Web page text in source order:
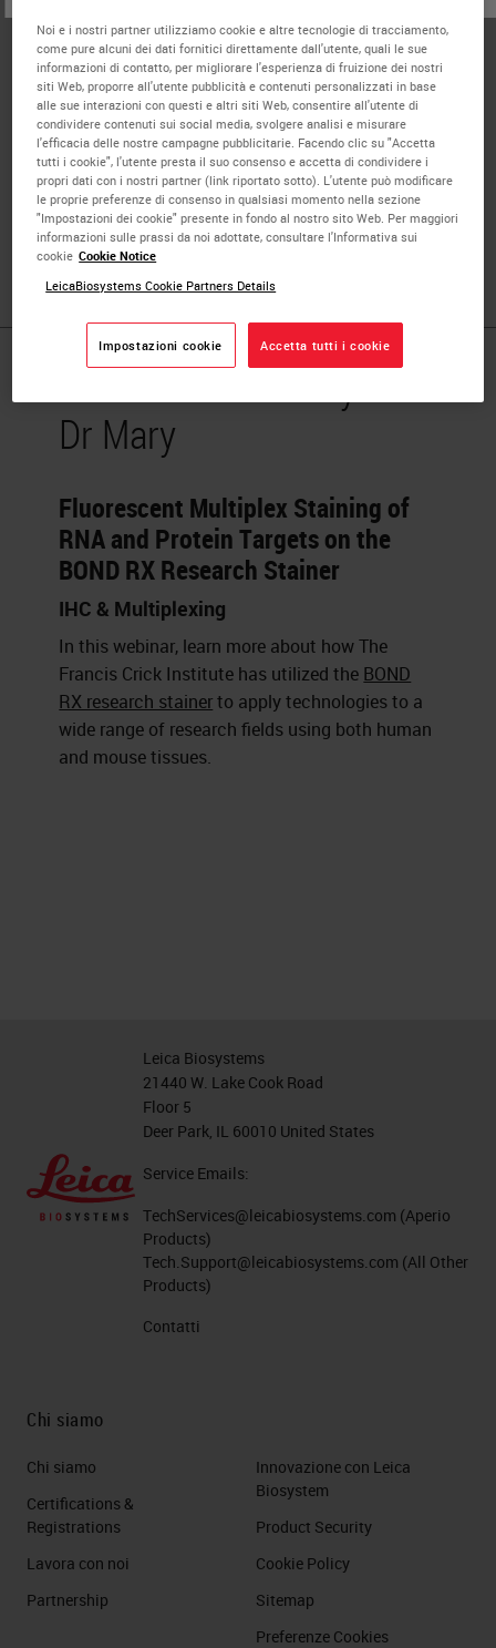
Experimental Histopathology, The Francis
Crick Institute, UK
Following a PhD and postdoc in the field of developmental
neurobiology, I joined the experimental histopathology
team at the Crick in 2017. Within the science technology
platform, I primarily lead on the development and
application of advanced staining techniques including
immunohistochemistry, immunofluorescence, multiplexed
staining, and RNAscope.
Dr Mary
Fluorescent Multiplex Staining of
RNA and Protein Targets on the
BOND RX Research Stainer
IHC & Multiplexing
In this webinar, learn more about how The
Francis Crick Institute has utilized the BOND
RX research stainerto apply technologies to a
wide range of research fields using both human
and mouse tissues.
Leica Biosystems
21440 W. Lake Cook Road
Floor 5
Deer Park, IL 60010 United States
Service Emails:
TechServices@leicabiosystems.com (Aperio
Products)
Tech.Support@leicabiosystems.com (All Other
Products)
Contatti
Chi siamo
Chi siamo
Certifications &
Registrations
Lavora con noi
Partnership
Innovazione con Leica
Biosystem
Product Security
Cookie Policy
Sitemap
Preferenze Cookies
Noi e i nostri partner utilizziamo cookie e altre tecnologie di tracciamento,
come pure alcuni dei dati fornitici direttamente dall'utente, quali le sue
informazioni di contatto, per migliorare l'esperienza di fruizione dei nostri
siti Web, proporre all'utente pubblicità e contenuti personalizzati in base
alle sue interazioni con questi e altri siti Web, consentire all'utente di
condividere contenuti sui social media, svolgere analisi e misurare
l'efficacia delle nostre campagne pubblicitarie. Facendo clic su "Accetta
tutti i cookie", l'utente presta il suo consenso e accetta di condividere i
propri dati con i nostri partner (link riportato sotto). L'utente può modificare
le proprie preferenze di consenso in qualsiasi momento nella sezione
"Impostazioni dei cookie" presente in fondo al nostro sito Web. Per maggiori
informazioni sulle prassi da noi adottate, consultare l'Informativa sui
cookie Cookie Notice
LeicaBiosystems Cookie Partners Details
Impostazioni cookie Accetta tutti i cookie